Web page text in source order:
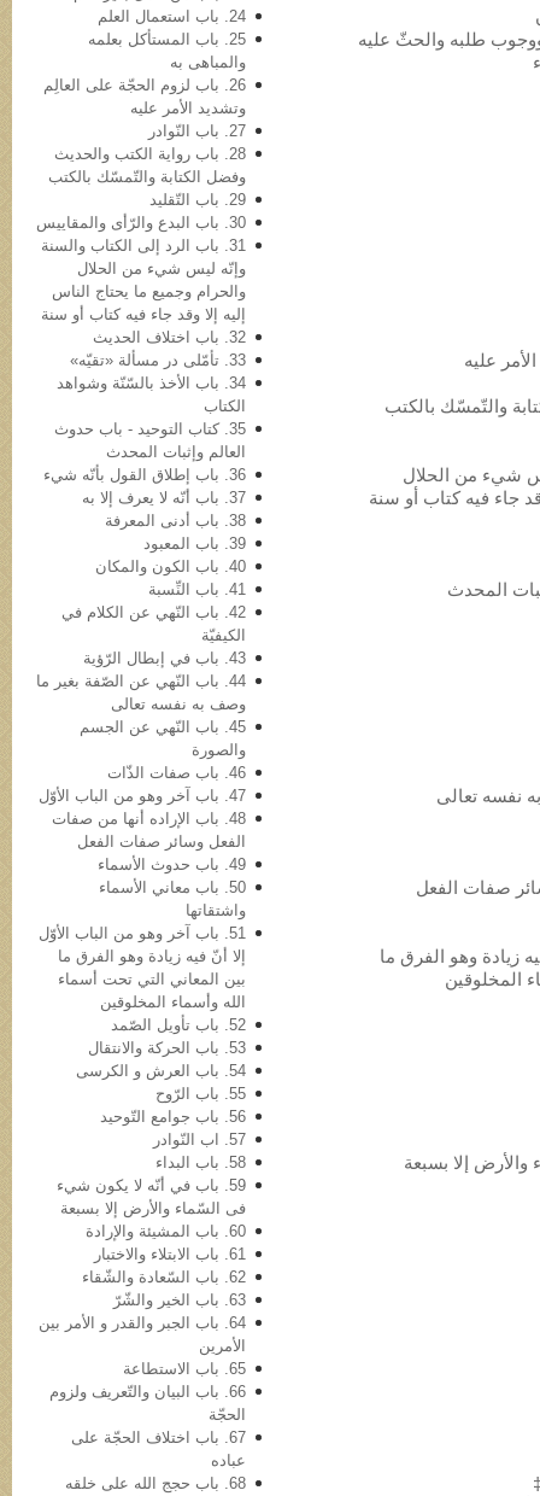
شيء من الحلال
جاء فیه کتاب أو سنة
زیادة وهو الفرق ما
المخلوقین
24. باب استعمال العلم
25. باب المستأکل بعلمه
والمباهی به
26. باب لزوم الحجّة علی العالِم
وتشدید الأمر علیه
27. باب النّوادر
28. باب روایة الکتب والحدیث
وفضل الکتابة والتّمسّك بالكتب
29. باب التّقلید
30. باب البدع والرّأی والمقاییس
31. باب الرد إلی الکتاب والسنة
وإنّه لیس شيء من الحلال
والحرام وجمیع ما یحتاج الناس
إلیه إلا وقد جاء فیه کتاب أو سنة
32. باب اختلاف الحدیث
33. تأمّلی در مسألة «تقیّه»
34. باب الأخذ بالسّنّة وشواهد
الکتاب
35. کتاب التوحید - باب حدوث
العالم وإثبات المحدث
36. باب إطلاق القول بأنّه شيء
37. باب أنّه لا یعرف إلا به
38. باب أدنی المعرفة
39. باب المعبود
40. باب الکون والمکان
41. باب النِّسبة
42. باب النّهي عن الکلام في
الکیفیّة
43. باب في‌ إبطال الرّؤیة
44. باب النّهي عن الصّفة بغیر ما
وصف به نفسه تعالی
45. باب النّهي عن الجسم
والصورة
46. باب صفات الذّات
47. باب آخر وهو من الباب الأوّل
48. باب الإراده أنها من صفات
الفعل وسائر صفات الفعل
49. باب حدوث الأسماء
50. باب معاني الأسماء
واشتقاتها
51. باب آخر وهو من الباب الأوّل
إلا أنّ فیه زیادة وهو الفرق ما
بین المعاني التي تحت أسماء
الله وأسماء المخلوقین
52. باب تأویل الصّمد
53. باب الحرکة والانتقال
54. باب العرش و الکرسی
55. باب الرّوح
56. باب جوامع التّوحید
57. اب النّوادر
58. باب البداء
59. باب في أنّه لا یکون شيء
فی السّماء والأرض إلا بسبعة
60. باب المشیئة والإرادة
61. باب الابتلاء والاختبار
62. باب السّعادة والشّقاء
63. باب الخیر والشّرّ
64. باب الجبر والقدر و الأمر بین
الأمرین
65. باب الاستطاعة
66. باب البیان والتّعریف ولزوم
الحجّة
67. باب اختلاف الحجّة على
عباده
68. باب حجج الله علی خلقه